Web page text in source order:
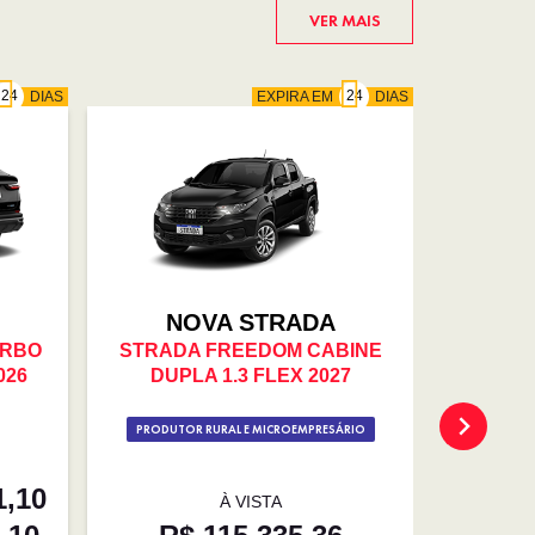
VER MAIS
DIAS EXPIRA EM DIAS
NOVA STRADA
STRADA FREEDOM CABINE
DUPLA 1.3 FLEX 2027
PRODUTOR RURAL E MICROEMPRESÁRIO
À VISTA